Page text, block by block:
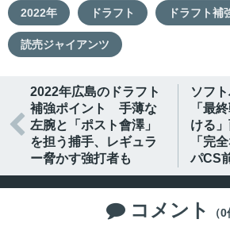
2022年 ドラフト ドラフト補
読売ジャイアンツ

2022年広島のドラフト
補強ポイント 手薄な
左腕と「ポスト會澤」
を担う捕手、レギュラ
ー脅かす強打者も
ソフ
「最
ける
「完
パCS
 コメント
（0